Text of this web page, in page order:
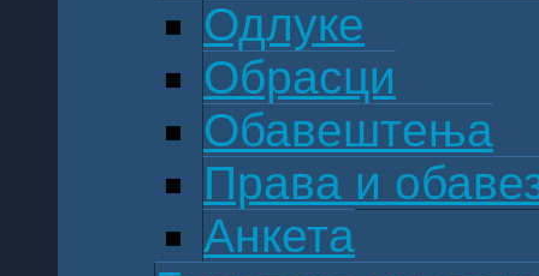
Одлуке
Обрасци
Обавештења
Права и
Анкета